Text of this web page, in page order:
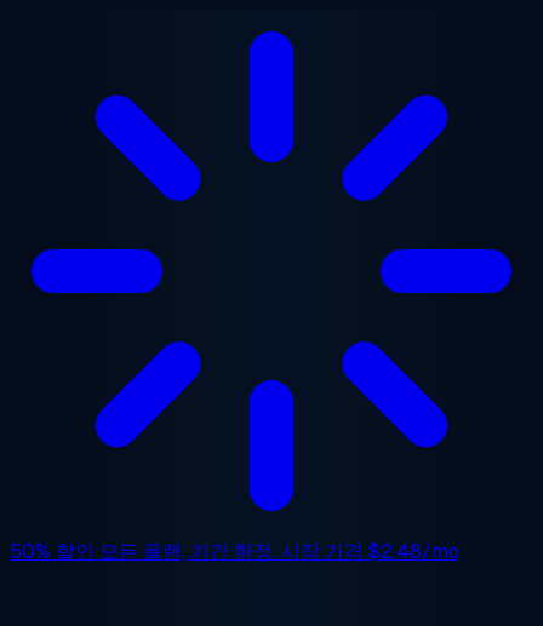
50% 할인 모든 플랜, 기간 한정. 시작 가격 $2.48/mo